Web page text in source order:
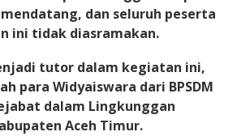
mendatang, dan seluruh peserta
ini tidak diasramakan.
tutor dalam kegiatan ini,
para Widyaiswara dari BPSDM
dalam Lingkunggan
Aceh Timur.